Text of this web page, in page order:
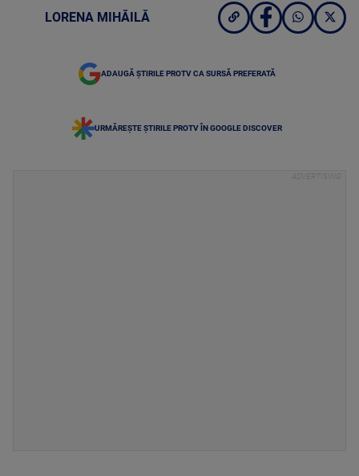
LORENA MIHĂILĂ
ADAUGĂ ȘTIRILE PROTV CA SURSĂ PREFERATĂ
URMĂREȘTE ȘTIRILE PROTV ÎN GOOGLE DISCOVER